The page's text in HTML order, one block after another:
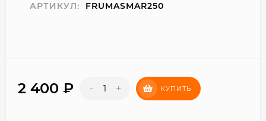
АРТИКУЛ: FRUMASMAR250
2 400 ₽ - + КУПИТЬ